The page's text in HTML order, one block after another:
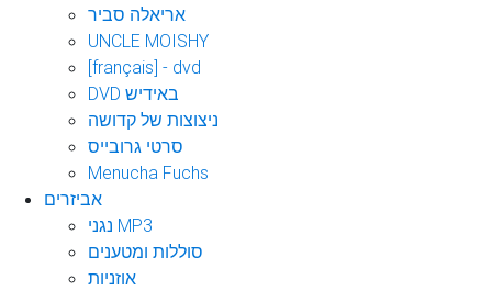
אריאלה סביר
UNCLE MOISHY
[français] - dvd
DVD באידיש
ניצוצות של קדושה
סרטי גרובייס
Menucha Fuchs
אביזרים
נגני MP3
סוללות ומטענים
אוזניות